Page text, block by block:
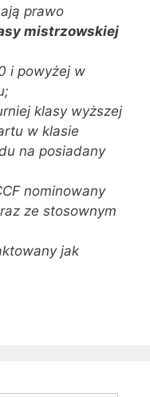
prawo
mistrzowskiej
i powyżej w
klasy wyższej
w klasie
na posiadany
nominowany
ze stosownym
jak